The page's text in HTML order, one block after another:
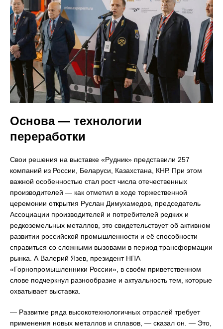
Основа — технологии
переработки
Свои решения на выставке «Рудник» представили 257
компаний из России, Беларуси, Казахстана, КНР. При этом
важной особенностью стал рост числа отечественных
производителей — как отметил в ходе торжественной
церемонии открытия Руслан Димухамедов, председатель
Ассоциации производителей и потребителей редких и
редкоземельных металлов, это свидетельствует об активном
развитии российской промышленности и её способности
справиться со сложными вызовами в период трансформации
рынка. А Валерий Язев, президент НПА
«Горнопромышленники России», в своём приветственном
слове подчеркнул разнообразие и актуальность тем, которые
охватывает выставка.
— Развитие ряда высокотехнологичных отраслей требует
применения новых металлов и сплавов, — сказал он. — Это,